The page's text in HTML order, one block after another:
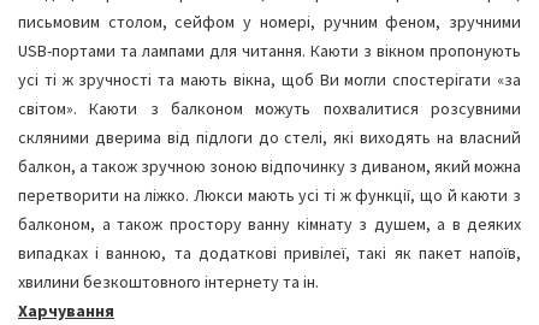
письмовим столом, сейфом у номері, ручним феном, зручними
USB-портами та лампами для читання. Каюти з вікном пропонують
усі ті ж зручності та мають вікна, щоб Ви могли спостерігати «за
світом». Каюти з балконом можуть похвалитися розсувними
скляними дверима від підлоги до стелі, які виходять на власний
балкон, а також зручною зоною відпочинку з диваном, який можна
перетворити на ліжко. Люкси мають усі ті ж функції, що й каюти з
балконом, а також простору ванну кімнату з душем, а в деяких
випадках і ванною, та додаткові привілеї, такі як пакет напоїв,
хвилини безкоштовного інтернету та ін.
Харчування